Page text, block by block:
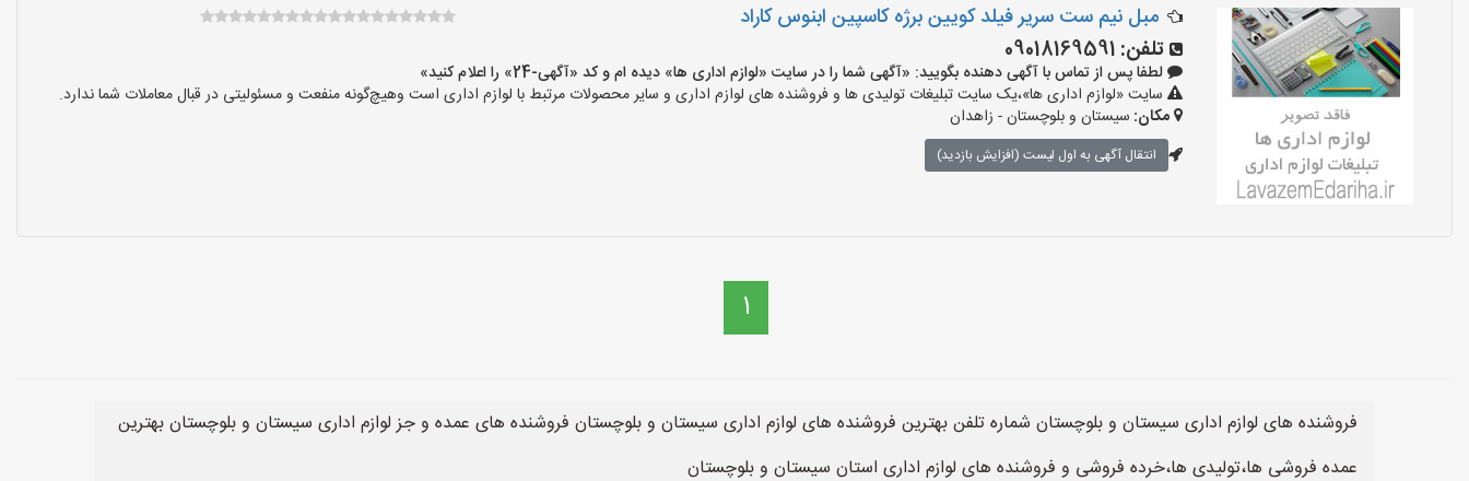
مبل نیم ست سریر فیلد کویین برژه کاسپین ابنوس کاراد
تلفن: 09018169591
لطفا پس از تماس با آگهی دهنده بگویید: «آگهی شما را در سایت «لوازم اداری ها» دیده ام و کد «آگهی-24» را اعلام کنید»
سایت «لوازم اداری ها»،یک سایت تبلیغات تولیدی ها و فروشنده های لوازم اداری و سایر محصولات مرتبط با لوازم اداری است وهیچ‌گونه منفعت و مسئولیتی در قبال معاملات شما ندارد.
مکان: سیستان و بلوچستان - زاهدان
انتقال آگهی به اول لیست (افزایش بازدید)
1
فروشنده های لوازم اداری سیستان و بلوچستان شماره تلفن بهترین فروشنده های لوازم اداری سیستان و بلوچستان فروشنده های عمده و جز لوازم اداری سیستان و بلوچستان بهترین
عمده فروشی ها،تولیدی ها،خرده فروشی و فروشنده های لوازم اداری استان سیستان و بلوچستان